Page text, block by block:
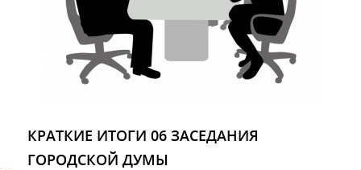
Официальный портал
муниципального
образования
КРАТКИЕ ИТОГИ 06 ЗАСЕДАНИЯ
ГОРОДСКОЙ ДУМЫ